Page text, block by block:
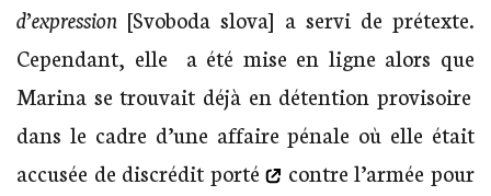
d’expression [Svoboda slova] a servi de prétexte.
Cependant, elle a été mise en ligne alors que
Marina se trouvait déjà en détention provisoire
dans le cadre d’une affaire pénale où elle était
accusée de discrédit porté
contre l’armée pour